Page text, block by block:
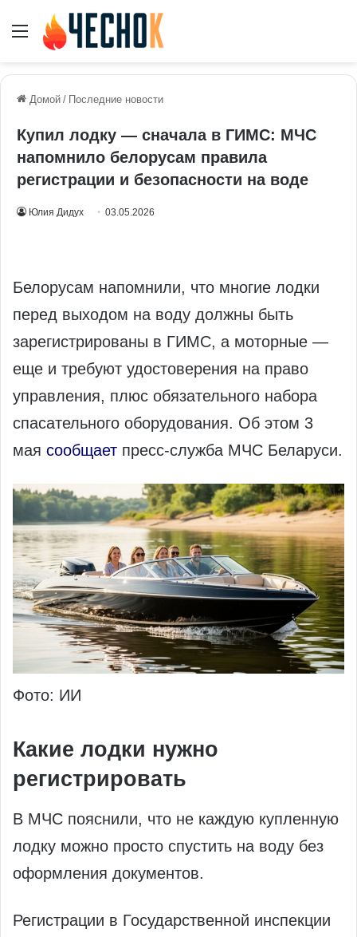
Меню
Домой / Последние новости
Купил лодку — сначала в ГИМС: МЧС
напомнило белорусам правила
регистрации и безопасности на воде
Юлия Дидух 03.05.2026
Белорусам напомнили, что многие лодки
перед выходом на воду должны быть
зарегистрированы в ГИМС, а моторные —
еще и требуют удостоверения на право
управления, плюс обязательного набора
спасательного оборудования. Об этом 3
мая сообщает пресс-служба МЧС Беларуси.
Фото: ИИ
Какие лодки нужно
регистрировать
В МЧС пояснили, что не каждую купленную
лодку можно просто спустить на воду без
оформления документов.
Регистрации в Государственной инспекции